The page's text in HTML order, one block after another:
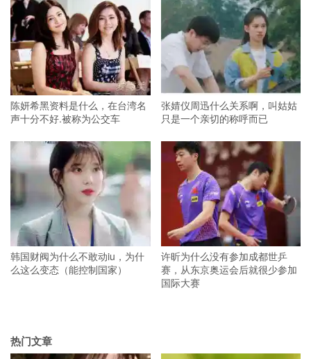
陈妍希黑资料是什么，在台湾名
声十分不好.被称为公交车
张婧仪周迅什么关系啊，叫姑姑
只是一个亲切的称呼而已
韩国财阀为什么不敢动iu，为什
么这么变态（能控制国家）
许昕为什么没有参加成都世乒
赛，从东京奥运会后就很少参加
国际大赛
热门文章